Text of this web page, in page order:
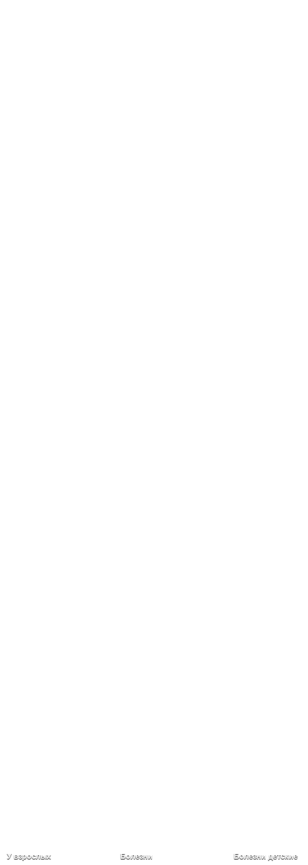
У взрослых Болезни Болезни детские